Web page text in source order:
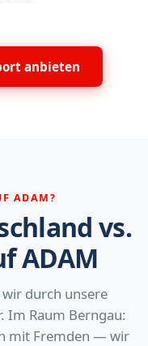
anbieten
ADAM?
vs.
ADAM
wir durch unsere
Im Raum Berngau:
mit Fremden — wir